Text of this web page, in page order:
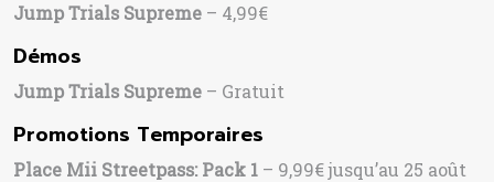
Jump Trials Supreme – 4,99€
Démos
Jump Trials Supreme – Gratuit
Promotions Temporaires
Place Mii Streetpass: Pack 1 – 9,99€ jusqu’au 25 août